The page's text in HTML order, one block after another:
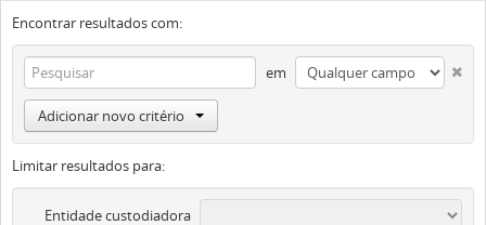
Encontrar resultados com:
em
Adicionar novo critério
Limitar resultados para:
Entidade custodiadora